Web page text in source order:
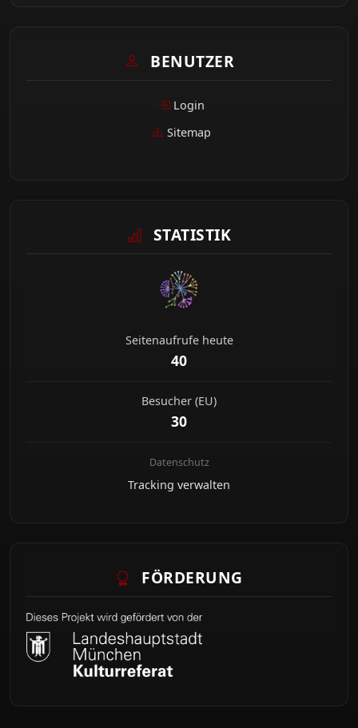
BENUTZER
Login
Sitemap
STATISTIK
Seitenaufrufe heute
40
Besucher (EU)
30
Datenschutz
Tracking verwalten
FÖRDERUNG